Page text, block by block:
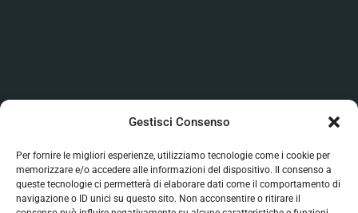
Gestisci Consenso
Per fornire le migliori esperienze, utilizziamo tecnologie come i cookie per
memorizzare e/o accedere alle informazioni del dispositivo. Il consenso a
queste tecnologie ci permetterà di elaborare dati come il comportamento di
navigazione o ID unici su questo sito. Non acconsentire o ritirare il